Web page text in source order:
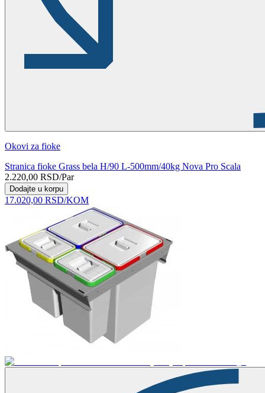
Okovi za fioke
Stranica fioke Grass bela H/90 L-500mm/40kg Nova Pro Scala
2.220,00 RSD/Par
Dodajte u korpu
17.020,00 RSD/KOM